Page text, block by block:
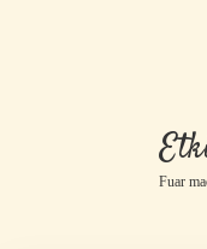
Fuar